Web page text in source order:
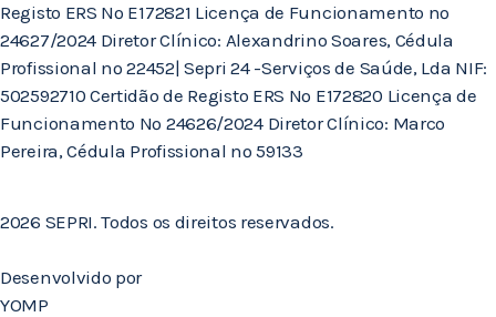
Registo ERS Nº E172821 Licença de Funcionamento nº
24627/2024 Diretor Clínico: Alexandrino Soares, Cédula
Profissional nº 22452| Sepri 24 -Serviços de Saúde, Lda NIF:
502592710 Certidão de Registo ERS Nº E172820 Licença de
Funcionamento Nº 24626/2024 Diretor Clínico: Marco
Pereira, Cédula Profissional nº 59133
2026 SEPRI. Todos os direitos reservados.
Desenvolvido por
YOMP